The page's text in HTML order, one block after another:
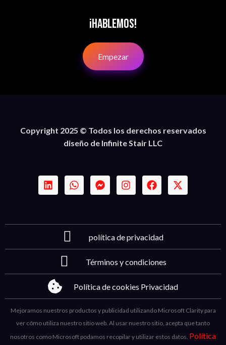
¡Hablemos!
Empezar
Copyright 2025 © Todos los derechos reservados
diseño de Infinite Stair LLC
política de privacidad
Términos y condiciones
Política de cookies Privacidad
Mejoramos nuestros productos y publicidad utilizando Microsoft Clarity para
ver cómo utiliza nuestro sitio web. Al usar nuestro sitio, acepta que tanto
nosotros como Microsoft podamos recopilar y utilizar estos datos. Política